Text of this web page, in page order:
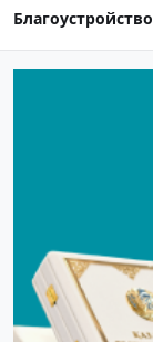
Благоустройство